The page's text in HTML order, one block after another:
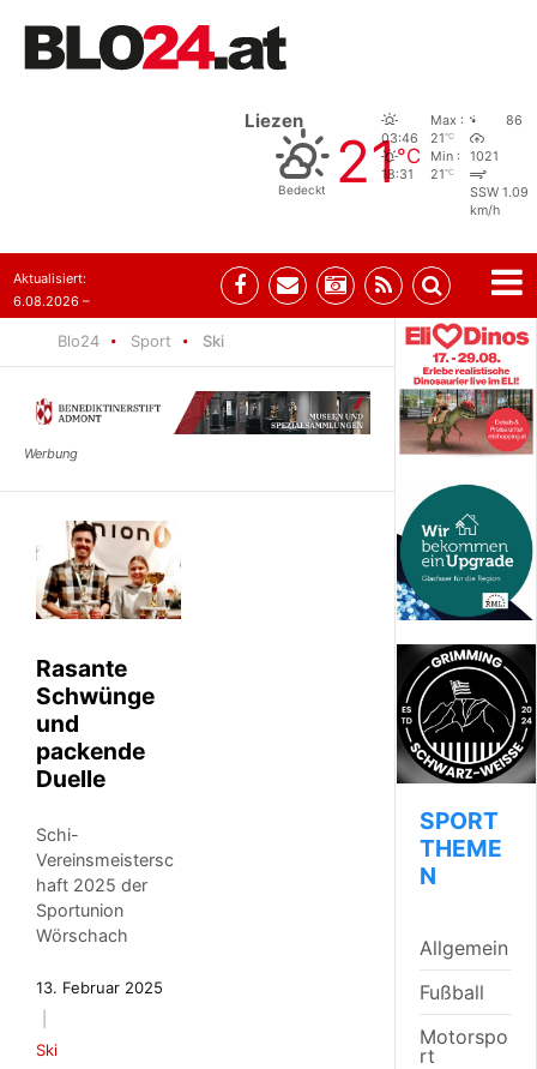
Liezen
Bedeckt 21°C
03:46
18:31
Max :
21°C
Min :
21°C
86
1021
SSW 1.09
km/h
Aktualisiert:
6.08.2026 –
Blo24 Sport Ski
Rasante
Schwünge
und
packende
Duelle
Schi-
Vereinsmeistersc
haft 2025 der
Sportunion
Wörschach
13. Februar 2025
Ski
SPORT
THEME
N
Allgemein
Fußball
Motorspo
rt